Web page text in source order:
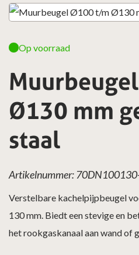
Ø130 mm
staal
Op voorraad
Artikelnummer:
Verstelbare kachelpijpbeugel
130 mm. Biedt een stevige en
het rookgaskanaal aan wand of